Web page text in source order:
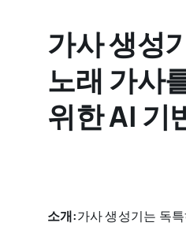
가사 생성
노래 가사
위한 AI 기
소개:가사 생성기는 독